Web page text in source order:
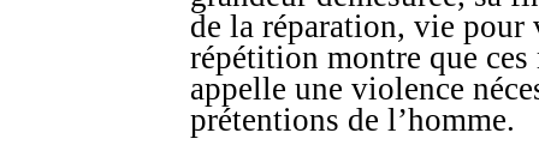
de la réparation, vie
répétition montre que
appelle une violence
prétentions de l’homme.